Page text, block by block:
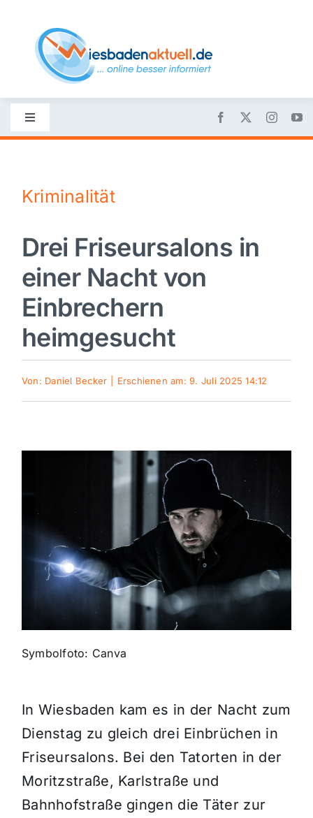
content
Toggle
Navigation
Nachrichten
Politik
Wirtschaft
Sport
Kultur
Verkehrsmeldungen
Polizeimeldungen
Themen und Termine
Gewinnspiele
Kriminalität
Drei Friseursalons in
einer Nacht von
Einbrechern
heimgesucht
Von: Daniel Becker Erschienen am: 9. Juli 2025 14:12
Symbolfoto: Canva
In Wiesbaden kam es in der Nacht zum
Dienstag zu gleich drei Einbrüchen in
Friseursalons. Bei den Tatorten in der
Moritzstraße, Karlstraße und
Bahnhofstraße gingen die Täter zur